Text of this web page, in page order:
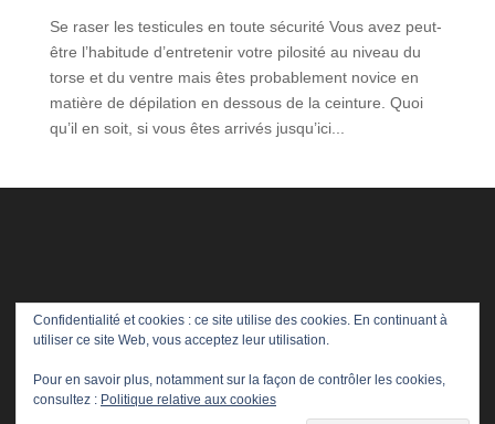
Se raser les testicules en toute sécurité Vous avez peut-
être l’habitude d’entretenir votre pilosité au niveau du
torse et du ventre mais êtes probablement novice en
matière de dépilation en dessous de la ceinture. Quoi
qu’il en soit, si vous êtes arrivés jusqu’ici...
Confidentialité et cookies : ce site utilise des cookies. En continuant à
utiliser ce site Web, vous acceptez leur utilisation.
Pour en savoir plus, notamment sur la façon de contrôler les cookies,
consultez : Politique relative aux cookies